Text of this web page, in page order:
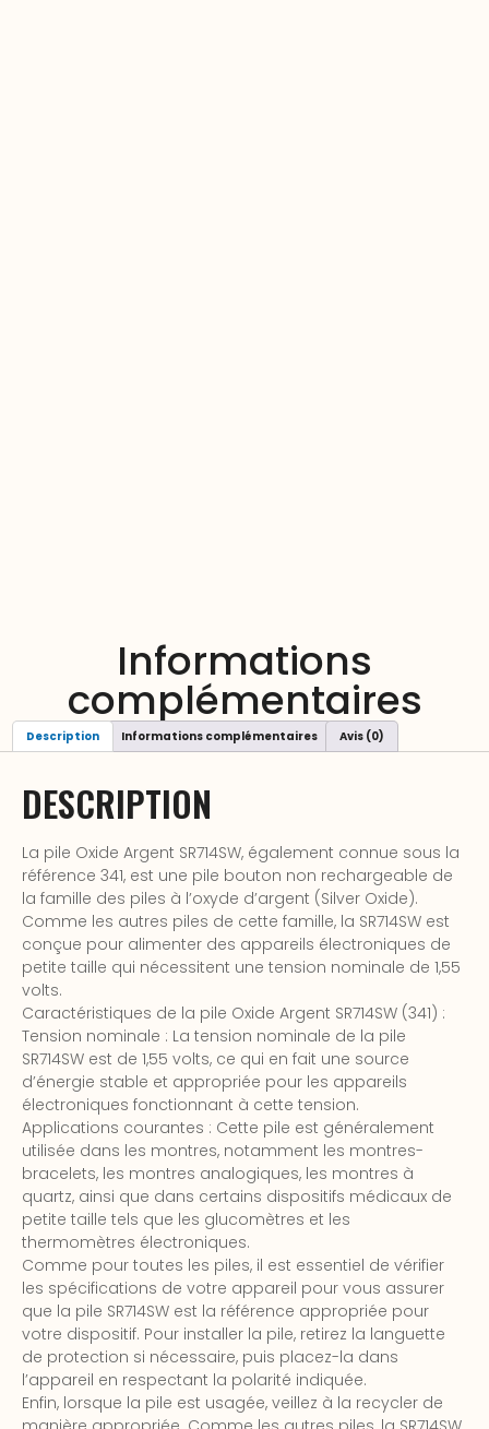
Informations
complémentaires
Description Informations complémentaires Avis (0)
DESCRIPTION
La pile Oxide Argent SR714SW, également connue sous la
référence 341, est une pile bouton non rechargeable de
la famille des piles à l’oxyde d’argent (Silver Oxide).
Comme les autres piles de cette famille, la SR714SW est
conçue pour alimenter des appareils électroniques de
petite taille qui nécessitent une tension nominale de 1,55
volts.
Caractéristiques de la pile Oxide Argent SR714SW (341) :
Tension nominale : La tension nominale de la pile
SR714SW est de 1,55 volts, ce qui en fait une source
d’énergie stable et appropriée pour les appareils
électroniques fonctionnant à cette tension.
Applications courantes : Cette pile est généralement
utilisée dans les montres, notamment les montres-
bracelets, les montres analogiques, les montres à
quartz, ainsi que dans certains dispositifs médicaux de
petite taille tels que les glucomètres et les
thermomètres électroniques.
Comme pour toutes les piles, il est essentiel de vérifier
les spécifications de votre appareil pour vous assurer
que la pile SR714SW est la référence appropriée pour
votre dispositif. Pour installer la pile, retirez la languette
de protection si nécessaire, puis placez-la dans
l’appareil en respectant la polarité indiquée.
Enfin, lorsque la pile est usagée, veillez à la recycler de